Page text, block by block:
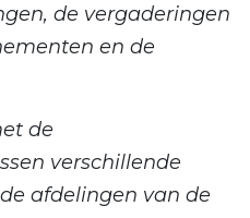
de vergaderingen
en de
de
verschillende
afdelingen van de